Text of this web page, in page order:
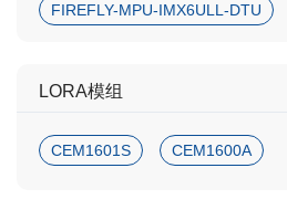
FIREFLY-MPU-IMX6ULL-DTU
LORA模组
CEM1601S CEM1600A